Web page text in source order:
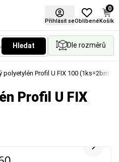
Přihlásit seOblíbené
0
Košík
Hledat Dle rozměrů
polyetylén Profil U FIX 100 (1ks=2bm)
Profil U FIX